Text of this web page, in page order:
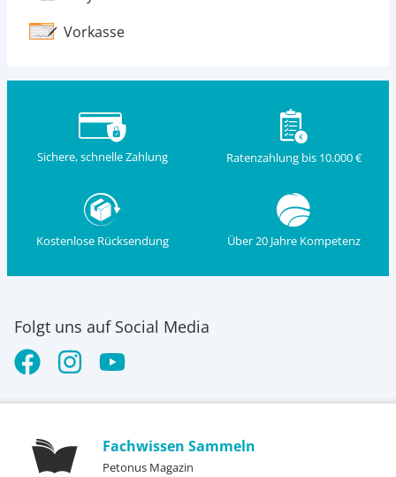
Vorkasse
Sichere, schnelle Zahlung Ratenzahlung bis 10.000 €
Kostenlose Rücksendung Über 20 Jahre Kompetenz
Folgt uns auf Social Media
Fachwissen Sammeln
Petonus Magazin